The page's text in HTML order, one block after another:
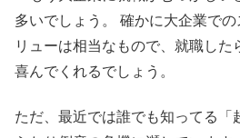
多いでしょう。 確かに大企業で
リューは相当なもので、就職した
喜んでくれるでしょう。
ただ、最近では誰でも知ってる「